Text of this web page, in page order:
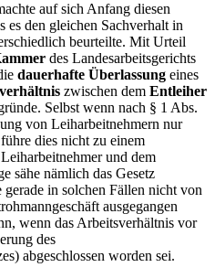
auf sich Anfang diesen
es den gleichen Sachverhalt in
beurteilte. Mit Urteil
des Landesarbeitsgerichts
dauerhafte Überlassung eines
zwischen dem Entleiher
Selbst wenn nach § 1 Abs.
von Leiharbeitnehmern nur
dies nicht zu einem
und dem
sähe nämlich das Gesetz
in solchen Fällen nicht von
ausgegangen
wenn das Arbeitsverhältnis vor
des
abgeschlossen worden sei.